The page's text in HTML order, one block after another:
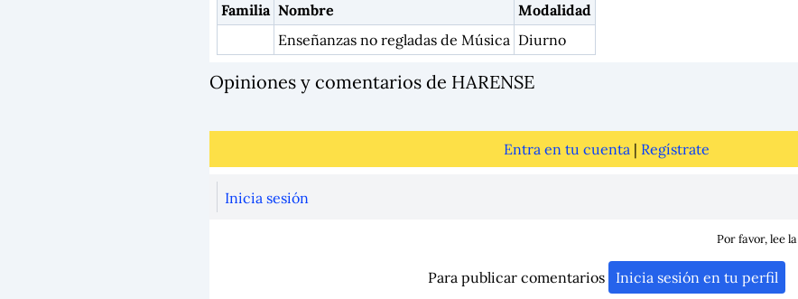
Familia Nombre
Modalidad
Enseñanzas no regladas de Música Diurno
Opiniones y comentarios de HARENSE
Entra en tu cuenta | Regístrate
Inicia sesión
Por favor, lee la
Para publicar comentarios Inicia sesión en tu perfil